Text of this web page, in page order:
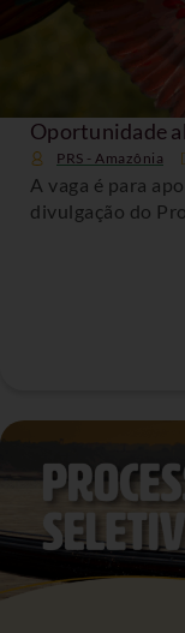
Oportunidade
PRS - Amazônia
A vaga é para
divulgação do